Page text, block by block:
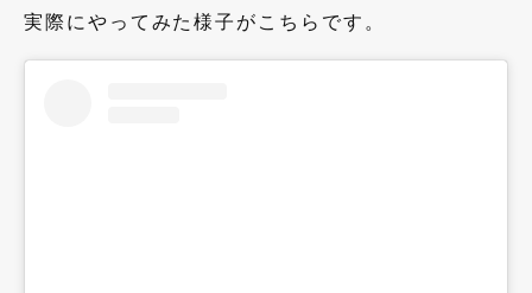
実際にやってみた様子がこちらです。